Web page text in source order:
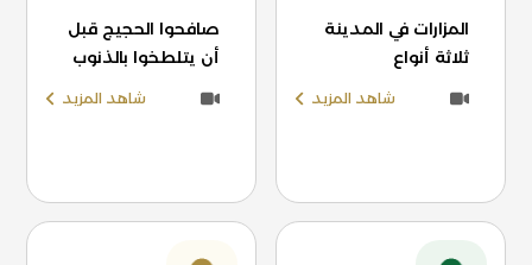
المزارات في المدينة
ثلاثة أنواع
شاهد المزيد
صافحوا الحجيج قبل
أن يتلطخوا بالذنوب
شاهد المزيد